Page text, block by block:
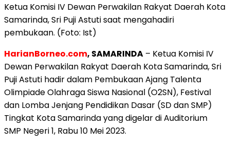
Ketua Komisi IV Dewan Perwakilan Rakyat Daerah Kota
Samarinda, Sri Puji Astuti saat mengahadiri
pembukaan. (Foto: Ist)
HarianBorneo.com, SAMARINDA – Ketua Komisi IV
Dewan Perwakilan Rakyat Daerah Kota Samarinda, Sri
Puji Astuti hadir dalam Pembukaan Ajang Talenta
Olimpiade Olahraga Siswa Nasional (O2SN), Festival
dan Lomba Jenjang Pendidikan Dasar (SD dan SMP)
Tingkat Kota Samarinda yang digelar di Auditorium
SMP Negeri 1, Rabu 10 Mei 2023.